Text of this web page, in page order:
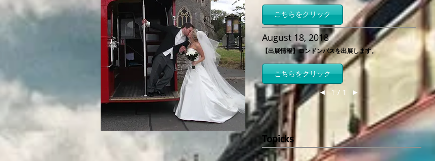
こちらをクリック
August 18, 2018
【出展情報】ロンドンバスを出展します。
こちらをクリック
◄ 1 / 1 ►
Topicks